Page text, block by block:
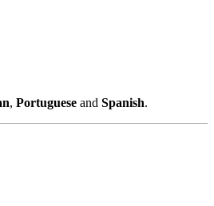
, Portuguese and Spanish.